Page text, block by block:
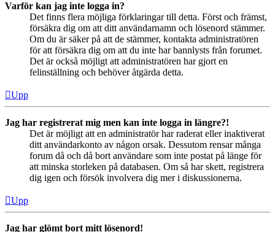
Varför kan jag inte logga in?
Det finns flera möjliga förklaringar till detta. Först och främst,
försäkra dig om att ditt användarnamn och lösenord stämmer.
Om du är säker på att de stämmer, kontakta administratören
för att försäkra dig om att du inte har bannlysts från forumet.
Det är också möjligt att administratören har gjort en
felinställning och behöver åtgärda detta.
Upp
Jag har registrerat mig men kan inte logga in längre?!
Det är möjligt att en administratör har raderat eller inaktiverat
ditt användarkonto av någon orsak. Dessutom rensar många
forum då och då bort användare som inte postat på länge för
att minska storleken på databasen. Om så har skett, registrera
dig igen och försök involvera dig mer i diskussionerna.
Upp
Jag har glömt bort mitt lösenord!